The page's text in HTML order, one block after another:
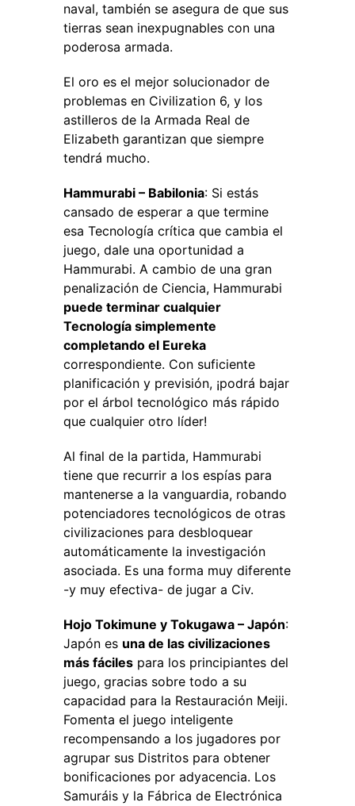
naval, también se asegura de que sus
tierras sean inexpugnables con una
poderosa armada.
El oro es el mejor solucionador de
problemas en Civilization 6, y los
astilleros de la Armada Real de
Elizabeth garantizan que siempre
tendrá mucho.
Hammurabi – Babilonia: Si estás
cansado de esperar a que termine
esa Tecnología crítica que cambia el
juego, dale una oportunidad a
Hammurabi. A cambio de una gran
penalización de Ciencia, Hammurabi
puede terminar cualquier
Tecnología simplemente
completando el Eureka
correspondiente. Con suficiente
planificación y previsión, ¡podrá bajar
por el árbol tecnológico más rápido
que cualquier otro líder!
Al final de la partida, Hammurabi
tiene que recurrir a los espías para
mantenerse a la vanguardia, robando
potenciadores tecnológicos de otras
civilizaciones para desbloquear
automáticamente la investigación
asociada. Es una forma muy diferente
-y muy efectiva- de jugar a Civ.
Hojo Tokimune y Tokugawa – Japón:
Japón es una de las civilizaciones
más fáciles para los principiantes del
juego, gracias sobre todo a su
capacidad para la Restauración Meiji.
Fomenta el juego inteligente
recompensando a los jugadores por
agrupar sus Distritos para obtener
bonificaciones por adyacencia. Los
Samuráis y la Fábrica de Electrónica